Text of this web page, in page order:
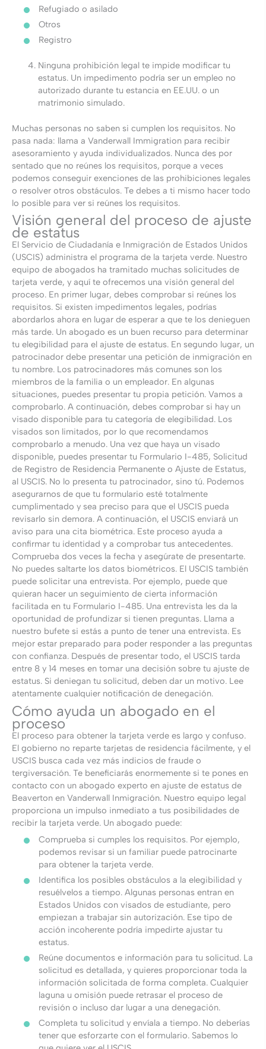
Refugiado o asilado
Otros
Registro
Ninguna prohibición legal te impide modificar tu
estatus. Un impedimento podría ser un empleo no
autorizado durante tu estancia en EE.UU. o un
matrimonio simulado.
Muchas personas no saben si cumplen los requisitos. No
pasa nada: llama a Vanderwall Immigration para recibir
asesoramiento y ayuda individualizados. Nunca des por
sentado que no reúnes los requisitos, porque a veces
podemos conseguir exenciones de las prohibiciones legales
o resolver otros obstáculos. Te debes a ti mismo hacer todo
lo posible para ver si reúnes los requisitos.
Visión general del proceso de ajuste
de estatus
El Servicio de Ciudadanía e Inmigración de Estados Unidos
(USCIS) administra el programa de la tarjeta verde. Nuestro
equipo de abogados ha tramitado muchas solicitudes de
tarjeta verde, y aquí te ofrecemos una visión general del
proceso. En primer lugar, debes comprobar si reúnes los
requisitos. Si existen impedimentos legales, podrías
abordarlos ahora en lugar de esperar a que te los denieguen
más tarde. Un abogado es un buen recurso para determinar
tu elegibilidad para el ajuste de estatus. En segundo lugar, un
patrocinador debe presentar una petición de inmigración en
tu nombre. Los patrocinadores más comunes son los
miembros de la familia o un empleador. En algunas
situaciones, puedes presentar tu propia petición. Vamos a
comprobarlo. A continuación, debes comprobar si hay un
visado disponible para tu categoría de elegibilidad. Los
visados son limitados, por lo que recomendamos
comprobarlo a menudo. Una vez que haya un visado
disponible, puedes presentar tu Formulario I-485, Solicitud
de Registro de Residencia Permanente o Ajuste de Estatus,
al USCIS. No lo presenta tu patrocinador, sino tú. Podemos
asegurarnos de que tu formulario esté totalmente
cumplimentado y sea preciso para que el USCIS pueda
revisarlo sin demora. A continuación, el USCIS enviará un
aviso para una cita biométrica. Este proceso ayuda a
confirmar tu identidad y a comprobar tus antecedentes.
Comprueba dos veces la fecha y asegúrate de presentarte.
No puedes saltarte los datos biométricos. El USCIS también
puede solicitar una entrevista. Por ejemplo, puede que
quieran hacer un seguimiento de cierta información
facilitada en tu Formulario I-485. Una entrevista les da la
oportunidad de profundizar si tienen preguntas. Llama a
nuestro bufete si estás a punto de tener una entrevista. Es
mejor estar preparado para poder responder a las preguntas
con confianza. Después de presentar todo, el USCIS tarda
entre 8 y 14 meses en tomar una decisión sobre tu ajuste de
estatus. Si deniegan tu solicitud, deben dar un motivo. Lee
atentamente cualquier notificación de denegación.
Cómo ayuda un abogado en el
proceso
El proceso para obtener la tarjeta verde es largo y confuso.
El gobierno no reparte tarjetas de residencia fácilmente, y el
USCIS busca cada vez más indicios de fraude o
tergiversación. Te beneficiarás enormemente si te pones en
contacto con un abogado experto en ajuste de estatus de
Beaverton en Vanderwall Inmigración. Nuestro equipo legal
proporciona un impulso inmediato a tus posibilidades de
recibir la tarjeta verde. Un abogado puede:
Comprueba si cumples los requisitos. Por ejemplo,
podemos revisar si un familiar puede patrocinarte
para obtener la tarjeta verde.
Identifica los posibles obstáculos a la elegibilidad y
resuélvelos a tiempo. Algunas personas entran en
Estados Unidos con visados de estudiante, pero
empiezan a trabajar sin autorización. Ese tipo de
acción incoherente podría impedirte ajustar tu
estatus.
Reúne documentos e información para tu solicitud. La
solicitud es detallada, y quieres proporcionar toda la
información solicitada de forma completa. Cualquier
laguna u omisión puede retrasar el proceso de
revisión o incluso dar lugar a una denegación.
Completa tu solicitud y envíala a tiempo. No deberías
tener que esforzarte con el formulario. Sabemos lo